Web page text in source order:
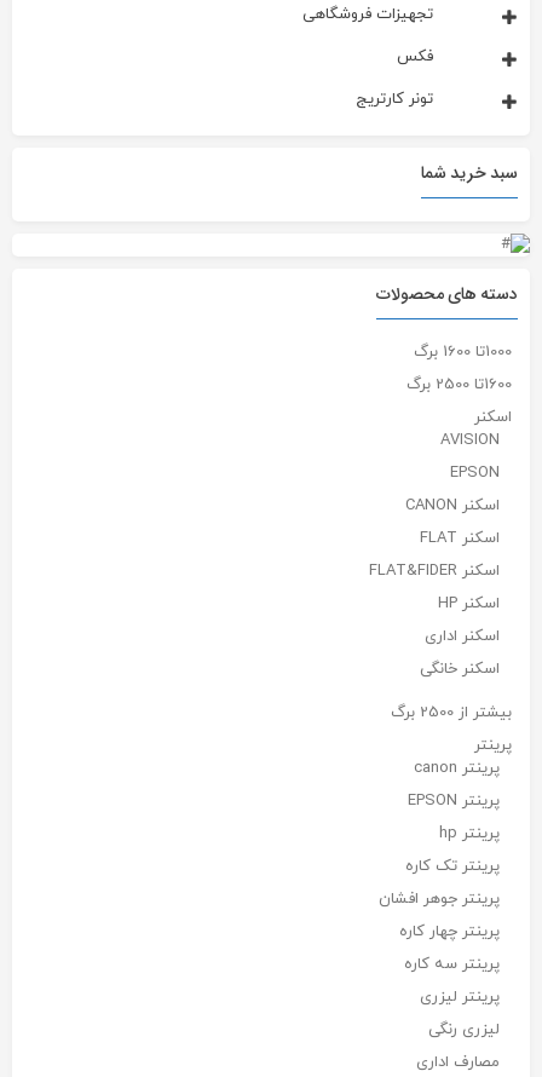
تجهیزات فروشگاهی
فکس
تونر کارتریج
سبد خرید شما
دسته های محصولات
1000تا 1600 برگ
1600تا 2500 برگ
اسکنر
AVISION
EPSON
اسکنر CANON
اسکنر FLAT
اسکنر FLAT&FIDER
اسکنر HP
اسکنر اداری
اسکنر خانگی
بیشتر از 2500 برگ
پرینتر
پرینتر canon
پرینتر EPSON
پرینتر hp
پرینتر تک کاره
پرینتر جوهر افشان
پرینتر چهار کاره
پرینتر سه کاره
پرینتر لیزری
لیزری رنگی
مصارف اداری